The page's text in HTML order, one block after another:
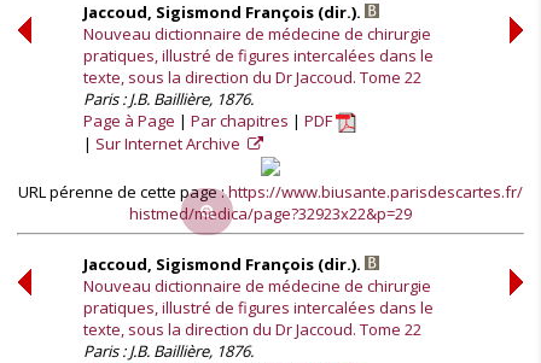
Jaccoud, Sigismond François (dir.).
Nouveau dictionnaire de médecine de chirurgie
pratiques, illustré de figures intercalées dans le
texte, sous la direction du Dr Jaccoud. Tome 22
Paris : J.B. Baillière, 1876.
Page à Page
Par chapitres
PDF
Sur Internet Archive
URL pérenne de cette page :https://www.biusante.parisdescartes.fr/
histmed/medica/page?32923x22&p=29
Jaccoud, Sigismond François (dir.).
Nouveau dictionnaire de médecine de chirurgie
pratiques, illustré de figures intercalées dans le
texte, sous la direction du Dr Jaccoud. Tome 22
Paris : J.B. Baillière, 1876.